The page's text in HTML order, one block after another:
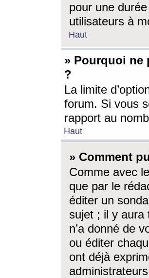
pour une
utilisateurs à
Haut
» Pourquoi ne
?
La limite
forum. Si vous
rapport au
Haut
» Comment
Comme avec
que par le
éditer un
sujet ; il y aura
n’a donné de
ou éditer
ont déjà